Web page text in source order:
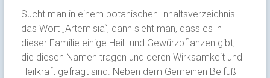
Sucht man in einem botanischen Inhaltsverzeichnis
das Wort „Artemisia“, dann sieht man, dass es in
dieser Familie einige Heil- und Gewürzpflanzen gibt,
die diesen Namen tragen und deren Wirksamkeit und
Heilkraft gefragt sind. Neben dem Gemeinen Beifuß